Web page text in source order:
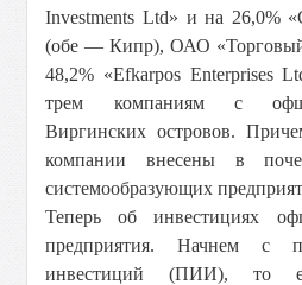
Investments Ltd» и на 26,0%
(обе — Кипр), ОАО
48,2% «Efkarpos Enterprises
трем компаниям с
Виргинских островов.
компании внесены в
системообразующих
Теперь об инвестициях
предприятия. Начнем с
инвестиций (ПИИ), то